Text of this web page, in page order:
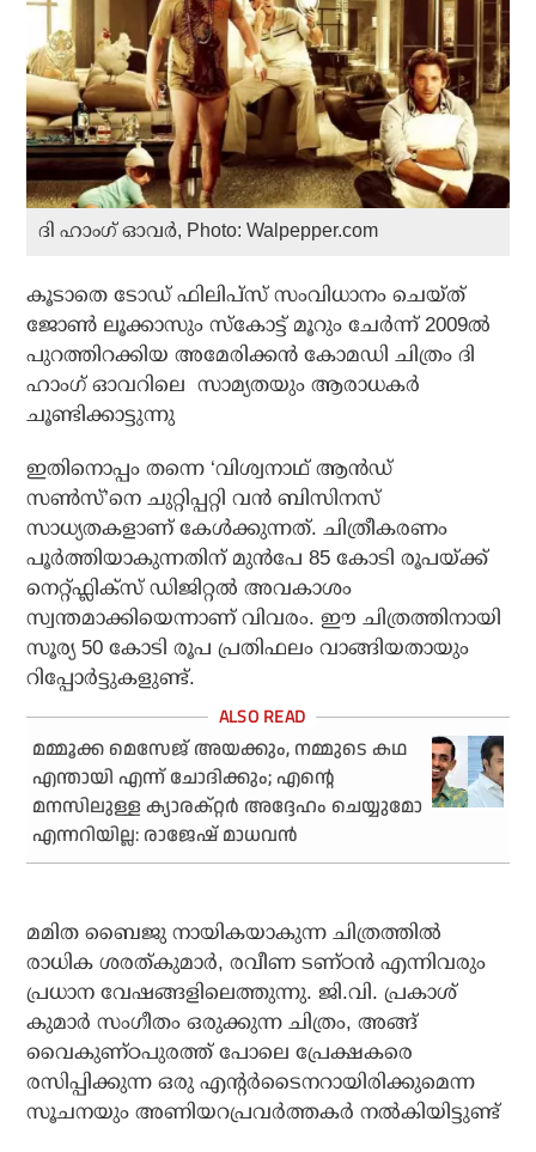
ദി ഹാംഗ് ഓവർ, Photo: Walpepper.com
കൂടാതെ ടോഡ് ഫിലിപ്സ് സംവിധാനം ചെയ്ത്
ജോൺ ലൂക്കാസും സ്കോട്ട് മൂറും ചേർന്ന് 2009ൽ
പുറത്തിറക്കിയ അമേരിക്കൻ കോമഡി ചിത്രം ദി
ഹാംഗ് ഓവറിലെ സാമ്യതയും ആരാധകർ
ചൂണ്ടിക്കാട്ടുന്നു
ഇതിനൊപ്പം തന്നെ ‘വിശ്വനാഥ് ആൻഡ്
സൺസ്’നെ ചുറ്റിപ്പറ്റി വൻ ബിസിനസ്
സാധ്യതകളാണ് കേൾക്കുന്നത്. ചിത്രീകരണം
പൂർത്തിയാകുന്നതിന് മുൻപേ 85 കോടി രൂപയ്ക്ക്
നെറ്റ്ഫ്ലിക്സ് ഡിജിറ്റൽ അവകാശം
സ്വന്തമാക്കിയെന്നാണ് വിവരം. ഈ ചിത്രത്തിനായി
സൂര്യ 50 കോടി രൂപ പ്രതിഫലം വാങ്ങിയതായും
റിപ്പോർട്ടുകളുണ്ട്.
മമ്മൂക്ക മെസേജ് അയക്കും, നമ്മുടെ കഥ
എന്തായി എന്ന് ചോദിക്കും; എന്റെ
മനസിലുള്ള ക്യാരക്റ്റർ അദ്ദേഹം ചെയ്യുമോ
എന്നറിയില്ല: രാജേഷ് മാധവൻ
മമിത ബൈജു നായികയാകുന്ന ചിത്രത്തിൽ
രാധിക ശരത്കുമാർ, രവീണ ടണ്ഠൻ എന്നിവരും
പ്രധാന വേഷങ്ങളിലെത്തുന്നു. ജി.വി. പ്രകാശ്
കുമാർ സംഗീതം ഒരുക്കുന്ന ചിത്രം, അങ്ങ്
വൈകുണ്ഠപുരത്ത് പോലെ പ്രേക്ഷകരെ
രസിപ്പിക്കുന്ന ഒരു എന്റർടൈനറായിരിക്കുമെന്ന
സൂചനയും അണിയറപ്രവർത്തകർ നൽകിയിട്ടുണ്ട്